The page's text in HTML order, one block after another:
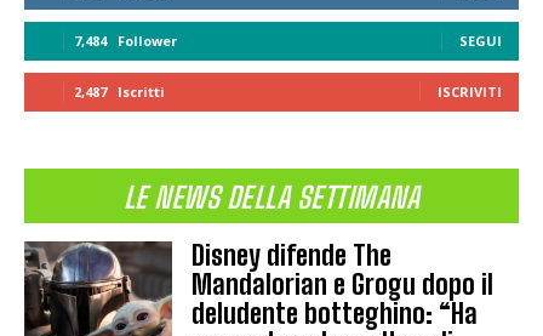
7,484 Follower SEGUI
2,487 Iscritti ISCRIVITI
LE NEWS DELLA SETTIMANA
Disney difende The
Mandalorian e Grogu dopo il
deludente botteghino: “Ha